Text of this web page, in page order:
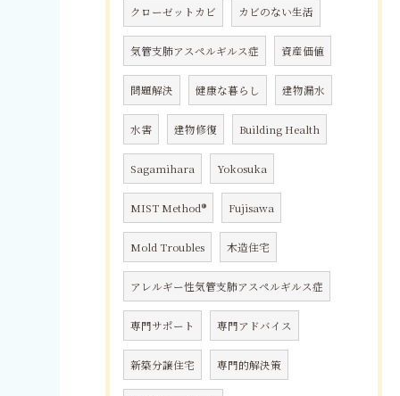
クローゼットカビ カビのない生活
気管支肺アスペルギルス症 資産価値
問題解決 健康な暮らし 建物漏水
水害 建物修復 Building Health
Sagamihara Yokosuka
MIST Method® Fujisawa
Mold Troubles 木造住宅
アレルギー性気管支肺アスペルギルス症
専門サポート 専門アドバイス
新築分譲住宅 専門的解決策